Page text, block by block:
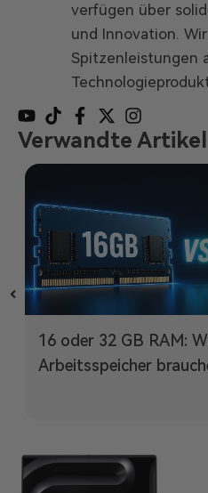
verfügen über
und Innovation.
Spitzenleistungen
Verwandte Artikel
16 oder 32 GB RAM:
Arbeitsspeicher